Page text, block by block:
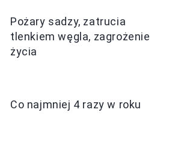
Pożary sadzy, zatrucia
tlenkiem węgla, zagrożenie
życia
Co najmniej 4 razy w roku